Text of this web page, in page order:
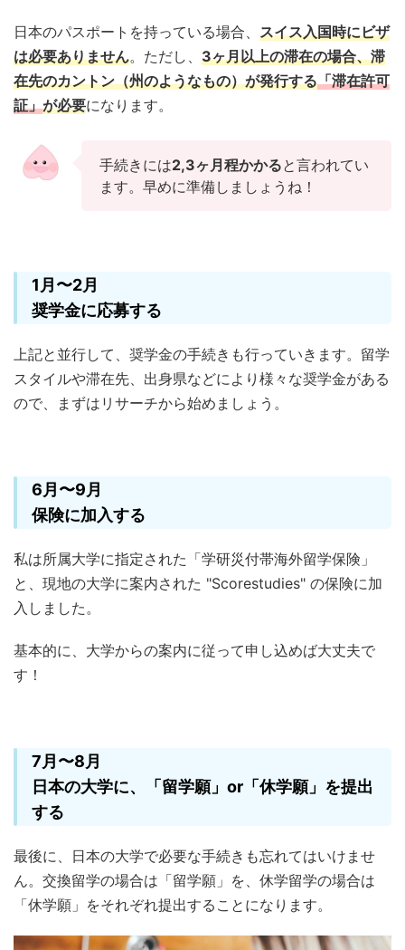
日本のパスポートを持っている場合、 スイス入国時にビザ
は必要ありません。ただし、 3ヶ月以上の滞在の場合、滞
在先のカントン（州のようなもの）が発行する「滞在許可
証」が必要になります。
手続きには2,3ヶ月程かかると言われてい
ます。早めに準備しましょうね！
1月〜2月
奨学金に応募する
上記と並行して、奨学金の手続きも行っていきます。留学
スタイルや滞在先、出身県などにより様々な奨学金がある
ので、まずはリサーチから始めましょう。
6月〜9月
保険に加入する
私は所属大学に指定された「学研災付帯海外留学保険」
と、現地の大学に案内された "Scorestudies" の保険に加
入しました。
基本的に、大学からの案内に従って申し込めば大丈夫で
す！
7月〜8月
日本の大学に、「留学願」or「休学願」を提出
する
最後に、日本の大学で必要な手続きも忘れてはいけませ
ん。交換留学の場合は「留学願」を、休学留学の場合は
「休学願」をそれぞれ提出することになります。